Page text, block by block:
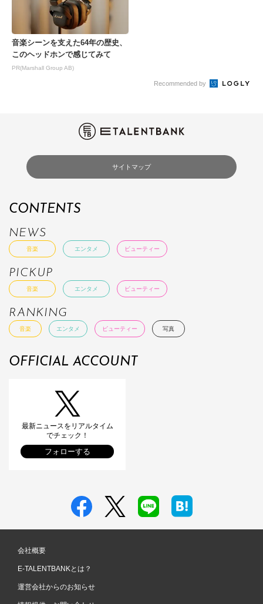
音楽シーンを支えた64年の歴史、
このヘッドホンで感じてみて
PR(Marshall Group AB)
Recommended by
サイトマップ
CONTENTS
NEWS
音楽 エンタメ ビューティー
PICKUP
音楽 エンタメ ビューティー
RANKING
音楽 エンタメ ビューティー 写真
OFFICIAL ACCOUNT
最新ニュースをリアルタイム
でチェック！
フォローする
会社概要
E-TALENTBANKとは？
運営会社からのお知らせ